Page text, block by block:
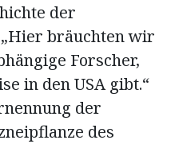
der
bräuchten wir
Forscher,
in den USA gibt.“
der
des